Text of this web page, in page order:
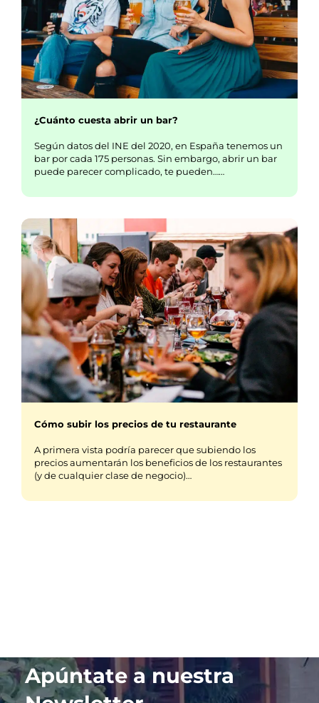
¿Cuánto cuesta abrir un bar?
Según datos del INE del 2020, en España tenemos un
bar por cada 175 personas. Sin embargo, abrir un bar
puede parecer complicado, te pueden……
Cómo subir los precios de tu restaurante
A primera vista podría parecer que subiendo los
precios aumentarán los beneficios de los restaurantes
(y de cualquier clase de negocio)…
Apúntate a nuestra